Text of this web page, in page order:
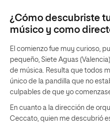
¿Cómo descubriste
músico y como
El comienzo fue muy curioso,
pequeño, Siete Aguas
de música. Resulta que todos
único de la pandilla que no
culpables de que yo
En cuanto a la dirección de
Ceccato, quien me descubrió